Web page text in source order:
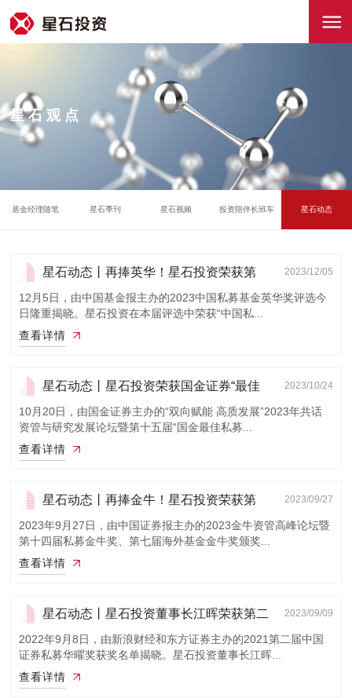
星石观点
基金经理随笔 星石季刊 星石视频 投资陪伴长班车 星石动态
星石动态丨再捧英华！星石投资荣获第
11座英华奖
2023/12/05
12月5日，由中国基金报主办的2023中国私募基金英华奖评选今
日隆重揭晓。星石投资在本届评选中荣获“中国私...
查看详情
星石动态丨星石投资荣获国金证券“最佳
私募评选...
2023/10/24
10月20日，由国金证券主办的“双向赋能 高质发展”2023年共话
资管与研究发展论坛暨第十五届“国金最佳私募...
查看详情
星石动态丨再捧金牛！星石投资荣获第
15座金牛奖
2023/09/27
2023年9月27日，由中国证券报主办的2023金牛资管高峰论坛暨
第十四届私募金牛奖、第七届海外基金金牛奖颁奖...
查看详情
星石动态丨星石投资董事长江晖荣获第二
届中国证...
2023/09/09
2022年9月8日，由新浪财经和东方证券主办的2021第二届中国
证券私募华曜奖获奖名单揭晓。星石投资董事长江晖...
查看详情